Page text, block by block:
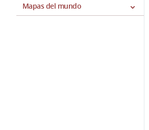
Mapas del mundo